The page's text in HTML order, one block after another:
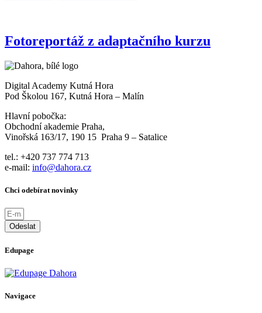
Fotoreportáž z adaptačního kurzu
Digital Academy Kutná Hora
Pod Školou 167, Kutná Hora – Malín
Hlavní pobočka:
Obchodní akademie Praha,
Vinořská 163/17, 190 15 Praha 9 – Satalice
tel.: +420 737 774 713
e-mail: info@dahora.cz
Chci odebírat novinky
Odeslat
Edupage
Navigace